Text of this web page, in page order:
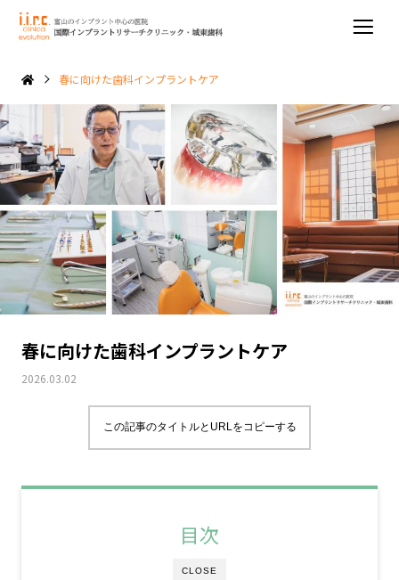
春に向けた歯科インプラントケア
春に向けた歯科インプラントケア
2026.03.02
この記事のタイトルとURLをコピーする
CLOSE
目次